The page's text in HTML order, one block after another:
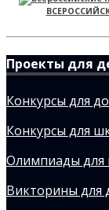
Проекты для
Конкурсы для
Конкурсы для
Олимпиады для
Викторины для